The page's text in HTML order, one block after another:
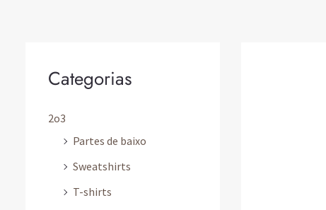
Categorias
2o3
Partes de baixo
Sweatshirts
T-shirts